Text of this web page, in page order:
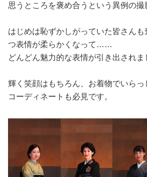
思うところを褒め合うという異例の撮
はじめは恥ずかしがっていた皆さん
つ表情が柔らかくなって……
どんどん魅力的な表情が引き出されま
輝く笑顔はもちろん、お着物でいら
コーディネートも必見です。